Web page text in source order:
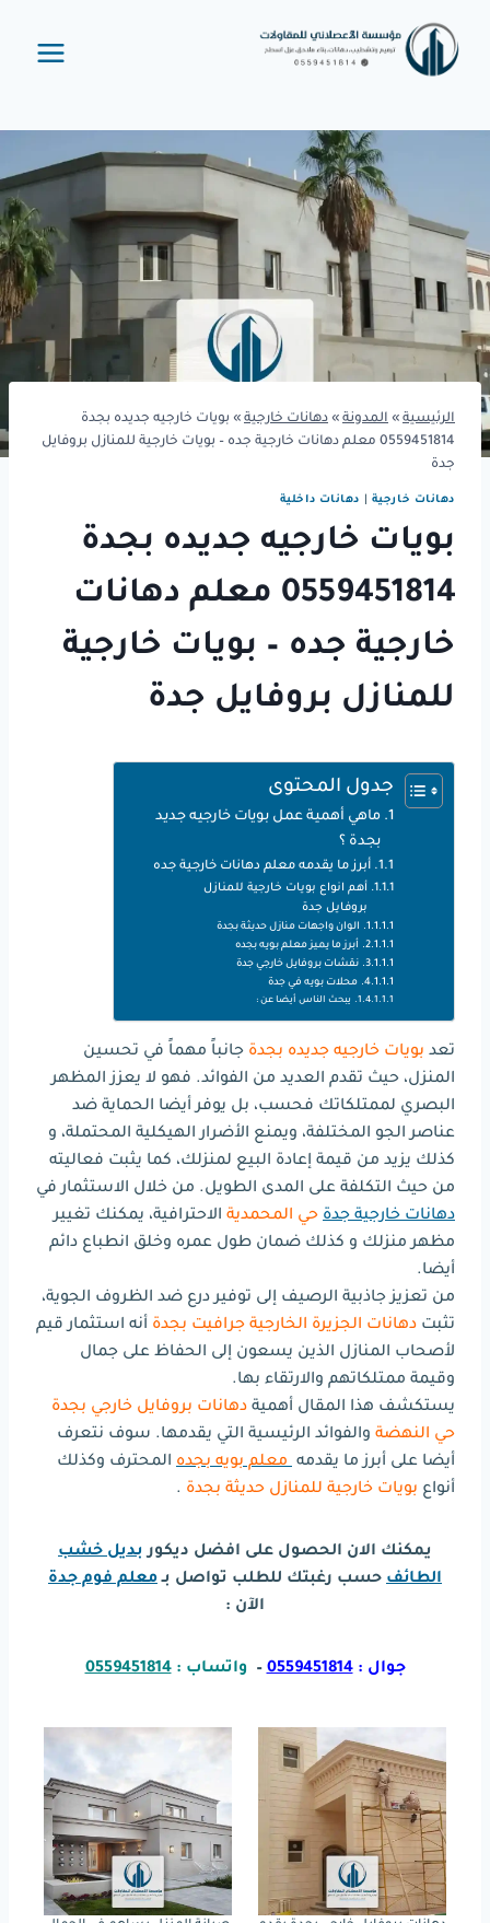
المحتوى
الرئيسية » المدونة » دهانات خارجية » بويات خارجيه جديده بجدة
0559451814 معلم دهانات خارجية جده – بويات خارجية للمنازل بروفايل
جدة
دهانات خارجية دهانات داخلية
بويات خارجيه جديده بجدة
0559451814 معلم دهانات
خارجية جده – بويات خارجية
للمنازل بروفايل جدة
جدول المحتوى
ماهي أهمية عمل بويات خارجيه جديد
بجدة ؟
أبرز ما يقدمه معلم دهانات خارجية جده
أهم انواع بويات خارجية للمنازل
بروفايل جدة
الوان واجهات منازل حديثة بجدة
أبرز ما يميز معلم بويه بجده
نقشات بروفايل خارجي جدة
محلات بويه في جدة
يبحث الناس أيضا عن :
تعد بويات خارجيه جديده بجدة جانباً مهماً في تحسين
المنزل، حيث تقدم العديد من الفوائد. فهو لا يعزز المظهر
البصري لممتلكاتك فحسب، بل يوفر أيضا الحماية ضد
عناصر الجو المختلفة، ويمنع الأضرار الهيكلية المحتملة، و
كذلك يزيد من قيمة إعادة البيع لمنزلك، كما يثبت فعاليته
من حيث التكلفة على المدى الطويل. من خلال الاستثمار في
دهانات خارجية جدة حي المحمدية الاحترافية، يمكنك تغيير
مظهر منزلك و كذلك ضمان طول عمره وخلق انطباع دائم
أيضا.
من تعزيز جاذبية الرصيف إلى توفير درع ضد الظروف الجوية،
تثبت دهانات الجزيرة الخارجية جرافيت بجدة أنه استثمار قيم
لأصحاب المنازل الذين يسعون إلى الحفاظ على جمال
وقيمة ممتلكاتهم والارتقاء بها.
يستكشف هذا المقال أهمية دهانات بروفايل خارجي بجدة
حي النهضة والفوائد الرئيسية التي يقدمها. سوف نتعرف
أيضا على أبرز ما يقدمه معلم بويه بجده المحترف وكذلك
أنواع بويات خارجية للمنازل حديثة بجدة .
يمكنك الان الحصول على افضل ديكوربديل خشب
الطائف حسب رغبتك للطلب تواصل بـمعلم فوم جدة
الآن :
جوال :0559451814
– واتساب :0559451814